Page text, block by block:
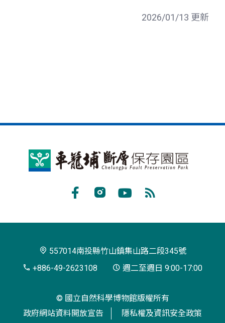
2026/01/13 更新
車
存
閱
557014南投縣竹山鎮集山路二段345號
+886-49-2623108
週二至週日 9:00-17:00
© 國立自然科學博物館版權所有
政府網站資料開放宣告
隱私權及資訊安全政策